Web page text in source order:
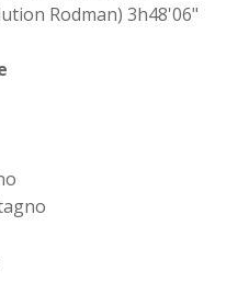
Rodman) 3h48'06"